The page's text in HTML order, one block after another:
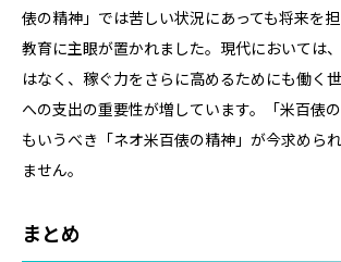
俵の精神」では苦しい状況にあっても将来を
教育に主眼が置かれました。現代においては
はなく、稼ぐ力をさらに高めるためにも働く
への支出の重要性が増しています。「米百俵
もいうべき「ネオ米百俵の精神」が今求めら
ません。
まとめ